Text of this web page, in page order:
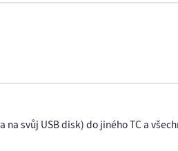
svůj USB disk) do jiného TC a